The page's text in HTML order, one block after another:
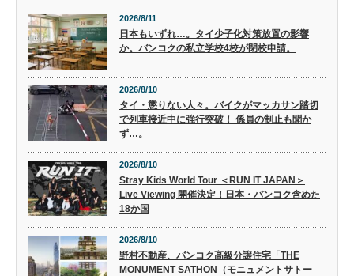
2026/8/11
日本もいずれ…。タイ少子化対策放置の影響
か。バンコクの私立学校4校が閉校申請。
2026/8/10
タイ・懲りない人々。バイクがマッカサン踏切
で列車接近中に強行突破！ 係員の制止も聞か
ず…。
2026/8/10
Stray Kids World Tour ＜RUN IT JAPAN＞
Live Viewing 開催決定！日本・バンコク含めた
18か国
2026/8/10
野村不動産、バンコク高級分譲住宅「THE
MONUMENT SATHON（モニュメントサトー